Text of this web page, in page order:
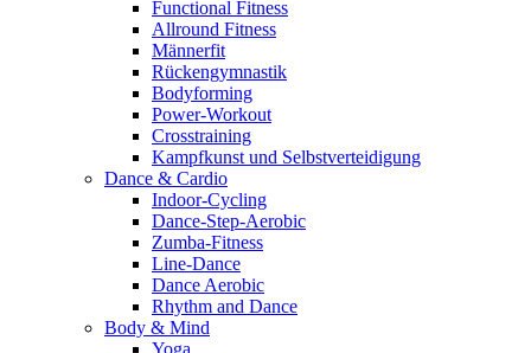
Functional Fitness
Allround Fitness
Männerfit
Rückengymnastik
Bodyforming
Power-Workout
Crosstraining
Kampfkunst und Selbstverteidigung
Dance & Cardio
Indoor-Cycling
Dance-Step-Aerobic
Zumba-Fitness
Line-Dance
Dance Aerobic
Rhythm and Dance
Body & Mind
Yoga